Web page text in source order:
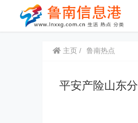
主页 鲁南热点
平安产险山东